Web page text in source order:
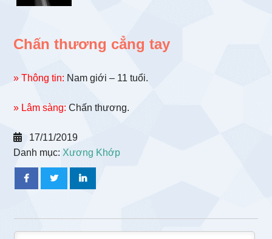
Chấn thương cẳng tay
» Thông tin: Nam giới – 11 tuổi.
» Lâm sàng: Chấn thương.
17/11/2019
Danh mục: Xương Khớp